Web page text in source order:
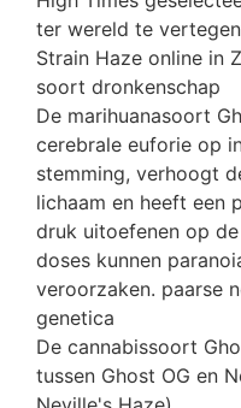
ter wereld te
Strain Haze online in
soort dronkenschap
De marihuanasoort
cerebrale euforie op
stemming, verhoogt
lichaam en heeft een
druk uitoefenen op
doses kunnen
veroorzaken. paarse
genetica
De cannabissoort
tussen Ghost OG en